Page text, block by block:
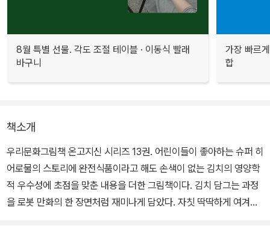
8월 특별 선물. 각도 조절 테이블 · 이동식 빨래
바구니
가장 빠르
합
책소개
우리문화그림책 온고지신 시리즈 13권. 어린이들이 좋아하는 슈퍼 히
어로물의 스토리에 완전식품이라고 해도 손색이 없는 김치의 영양학
적 우수성에 초점을 맞춘 내용을 더한 그림책이다. 김치 담그는 과정
을 로봇 만화의 한 장면처럼 재미나게 담았다. 자칫 딱딱하게 여겨질